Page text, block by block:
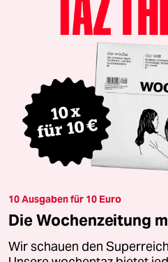
10 Ausgaben für 10 Euro
Die Wochenzeitung
Wir schauen den